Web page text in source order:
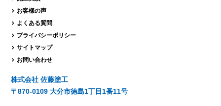
お客様の声
よくある質問
プライバシーポリシー
サイトマップ
お問い合わせ
株式会社 佐藤塗工
〒870-0109 大分市徳島1丁目1番11号